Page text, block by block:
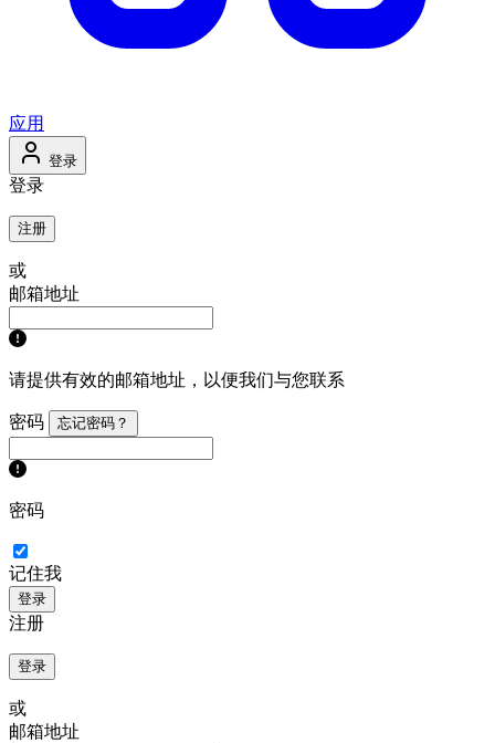
应用
登录
登录
注册
或
邮箱地址
请提供有效的邮箱地址，以便我们与您联系
密码 忘记密码？
密码
记住我
登录
注册
登录
或
邮箱地址